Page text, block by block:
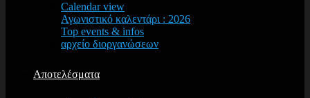
Calendar view
Αγωνιστικό καλεντάρι : 2026
Top events & infos
αρχείο διοργανώσεων
Αποτελέσματα